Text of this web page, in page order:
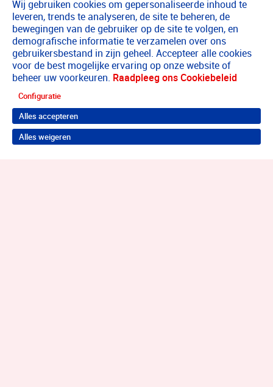
Wij gebruiken cookies om gepersonaliseerde inhoud te
leveren, trends te analyseren, de site te beheren, de
bewegingen van de gebruiker op de site te volgen, en
demografische informatie te verzamelen over ons
gebruikersbestand in zijn geheel. Accepteer alle cookies
voor de best mogelijke ervaring op onze website of
beheer uw voorkeuren. Raadpleeg ons Cookiebeleid
Configuratie
Alles accepteren
Alles weigeren